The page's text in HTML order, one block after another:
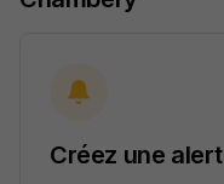
Créez une